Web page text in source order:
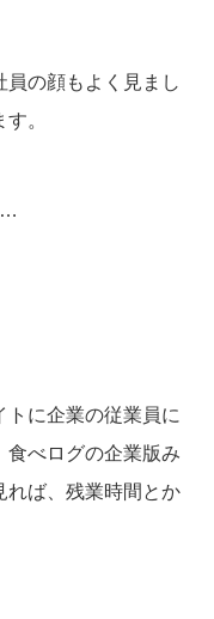
員の顔もよく見まし
。
…
トに企業の従業員に
食べログの企業版み
れば、残業時間とか